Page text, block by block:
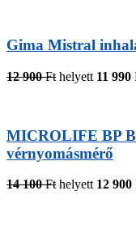
Gima Mistral
12 900 Ft helyett 11 990
MICROLIFE BP
vérnyomásmérő
14 100 Ft helyett 12 900